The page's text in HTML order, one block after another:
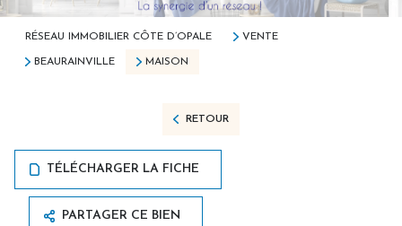
RÉSEAU IMMOBILIER CÔTE D’OPALE VENTE
BEAURAINVILLE MAISON
RETOUR
TÉLÉCHARGER LA FICHE
PARTAGER CE BIEN